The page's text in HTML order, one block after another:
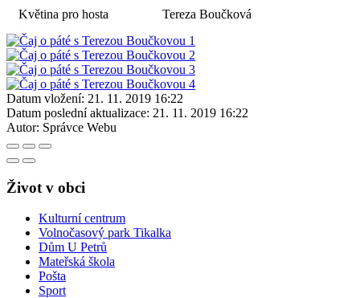
Květina pro hosta Tereza Boučková
Datum vložení: 21. 11. 2019 16:22
Datum poslední aktualizace: 21. 11. 2019 16:22
Autor: Správce Webu
Život v obci
Kulturní centrum
Volnočasový park Tikalka
Dům U Petrů
Mateřská škola
Pošta
Sport